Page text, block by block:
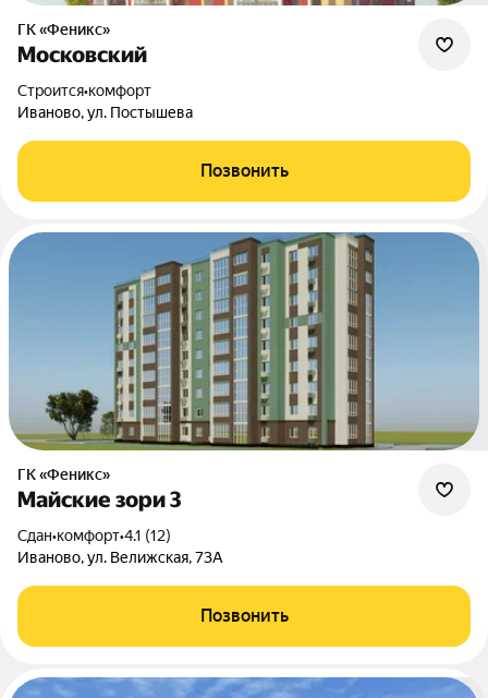
ГК «Феникс»
Московский
Строится•комфорт
Иваново, ул. Постышева
Позвонить
ГК «Феникс»
Майские зори 3
Сдан•комфорт•4.1 (12)
Иваново, ул. Велижская, 73А
Позвонить